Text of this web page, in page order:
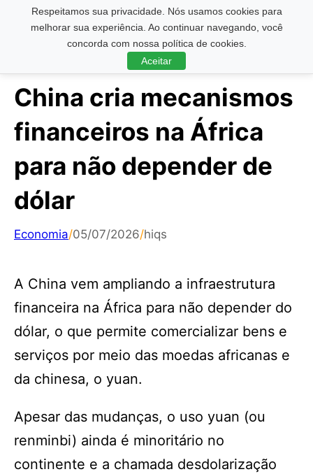
Respeitamos sua privacidade. Nós usamos cookies para
melhorar sua experiência. Ao continuar navegando, você
concorda com nossa política de cookies.
Aceitar
Pesquisar ...
China cria mecanismos
financeiros na África
para não depender de
dólar
Economia/05/07/2026/hiqs
A China vem ampliando a infraestrutura
financeira na África para não depender do
dólar, o que permite comercializar bens e
serviços por meio das moedas africanas e
da chinesa, o yuan.
Apesar das mudanças, o uso yuan (ou
renminbi) ainda é minoritário no
continente e a chamada desdolarização